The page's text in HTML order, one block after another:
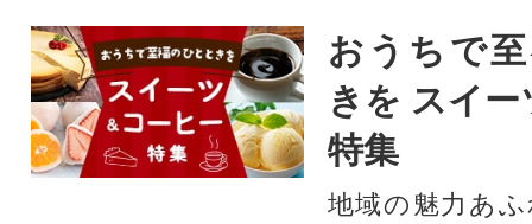
おうちで
きを スイ
特集
地域の魅力あ